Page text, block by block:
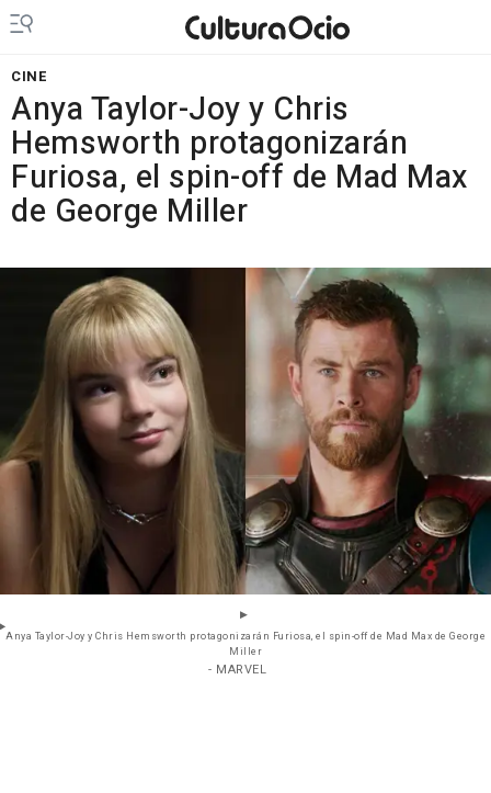
CINE
Anya Taylor-Joy y Chris
Hemsworth protagonizarán
Furiosa, el spin-off de Mad Max
de George Miller
Anya Taylor-Joy y Chris Hemsworth protagonizarán Furiosa, el spin-off de Mad Max de George
Miller
- MARVEL